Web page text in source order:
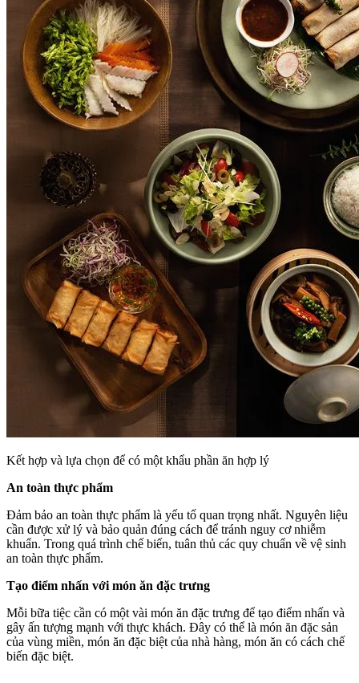
Kết hợp và lựa chọn để có một khẩu phần ăn hợp lý
An toàn thực phẩm
Đảm bảo an toàn thực phẩm là yếu tố quan trọng nhất. Nguyên liệu
cần được xử lý và bảo quản đúng cách để tránh nguy cơ nhiễm
khuẩn. Trong quá trình chế biến, tuân thủ các quy chuẩn về vệ sinh
an toàn thực phẩm.
Tạo điểm nhấn với món ăn đặc trưng
Mỗi bữa tiệc cần có một vài món ăn đặc trưng để tạo điểm nhấn và
gây ấn tượng mạnh với thực khách. Đây có thể là món ăn đặc sản
của vùng miền, món ăn đặc biệt của nhà hàng, món ăn có cách chế
biến đặc biệt.